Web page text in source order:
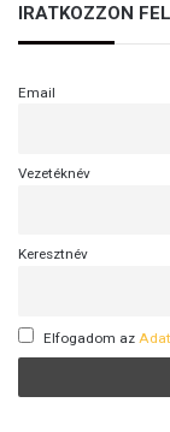
IRATKOZZON
Email
Vezetéknév
Keresztnév
Elfogadom az